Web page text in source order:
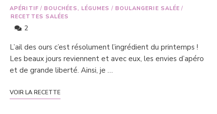
APÉRITIF / BOUCHÉES, LÉGUMES / BOULANGERIE SALÉE /
RECETTES SALÉES
2
L’ail des ours c’est résolument l’ingrédient du printemps !
Les beaux jours reviennent et avec eux, les envies d’apéro
et de grande liberté. Ainsi, je …
VOIR LA RECETTE